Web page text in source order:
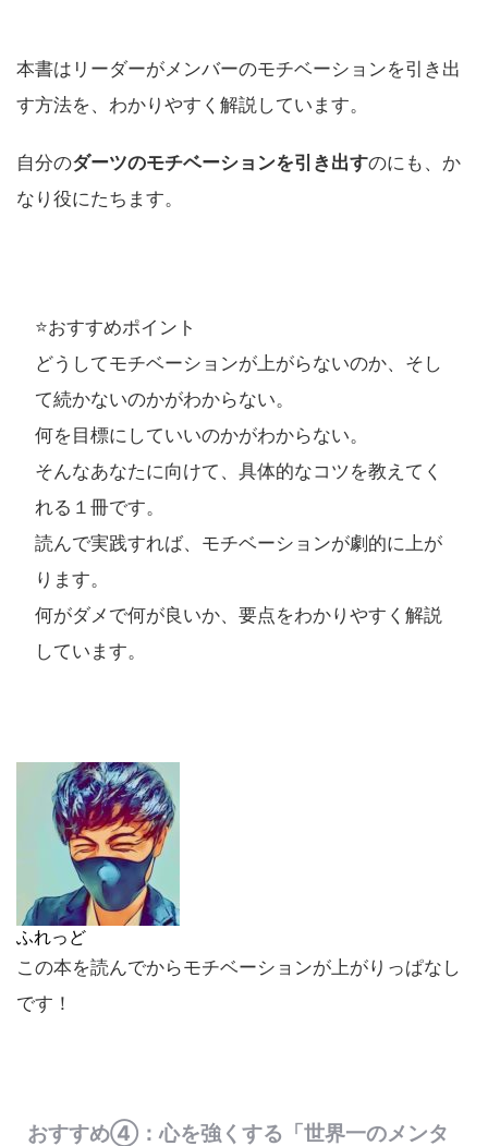
本書はリーダーがメンバーのモチベーションを引き出
す方法を、わかりやすく解説しています。
自分のダーツのモチベーションを引き出すのにも、か
なり役にたちます。
⭐️おすすめポイント
どうしてモチベーションが上がらないのか、そし
て続かないのかがわからない。
何を目標にしていいのかがわからない。
そんなあなたに向けて、具体的なコツを教えてく
れる１冊です。
読んで実践すれば、モチベーションが劇的に上が
ります。
何がダメで何が良いか、要点をわかりやすく解説
しています。
ふれっど
この本を読んでからモチベーションが上がりっぱなし
です！
おすすめ④：心を強くする「世界一のメンタ